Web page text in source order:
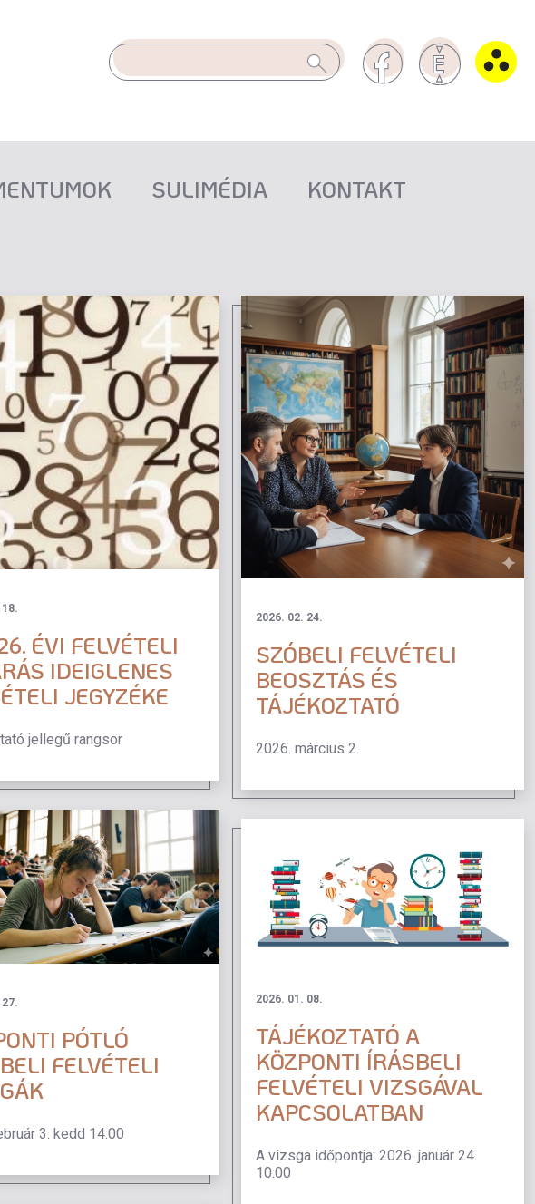
SULIMÉDIA KONTAKT
ÉVI FELVÉTELI
IDEIGLENES
JEGYZÉKE
jellegű rangsor
2026. 02. 24.
SZÓBELI FELVÉTELI
BEOSZTÁS ÉS
TÁJÉKOZTATÓ
2026. március 2.
PÓTLÓ
FELVÉTELI
3. kedd 14:00
2026. 01. 08.
TÁJÉKOZTATÓ A
KÖZPONTI ÍRÁSBELI
FELVÉTELI VIZSGÁVAL
KAPCSOLATBAN
A vizsga időpontja: 2026. január 24.
10:00